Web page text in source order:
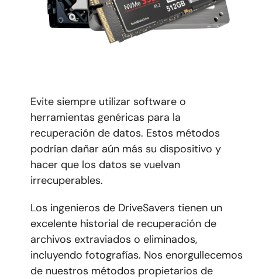
Evite siempre utilizar software o
herramientas genéricas para la
recuperación de datos. Estos métodos
podrían dañar aún más su dispositivo y
hacer que los datos se vuelvan
irrecuperables.
Los ingenieros de DriveSavers tienen un
excelente historial de recuperación de
archivos extraviados o eliminados,
incluyendo fotografías. Nos enorgullecemos
de nuestros métodos propietarios de